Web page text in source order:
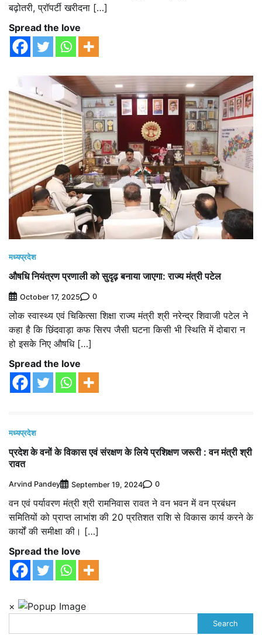
बढ़ोतरी, प्रॉपर्टी खरीदना […]
Spread the love
मध्यप्रदेश
औषधि नियंत्रण प्रणाली को सुदृढ़ बनाया जाएगा: राज्य मंत्री पटेल
October 17, 2025 0
लोक स्वास्थ्य एवं चिकित्सा शिक्षा राज्य मंत्री श्री नरेन्द्र शिवाजी पटेल ने
कहा है कि छिंदवाड़ा कफ सिरप जैसी घटना किसी भी स्थिति में दोबारा न
हो इसके निए औषधि […]
Spread the love
मध्यप्रदेश
प्रदेश के वनों के विकास एवं संरक्षण के लिये प्रशिक्षण जरूरी : वन मंत्री श्री
रावत
Arvind Pandey September 19, 2024 0
वन एवं पर्यावरण मंत्री श्री रामनिवास रावत ने वन भवन में वन प्रबंधन
समितियों को प्राप्त लाभांश की 20 प्रतिशत राशि से विकास कार्य करने के
कार्यों की समीक्षा की। […]
Spread the love
×
Search